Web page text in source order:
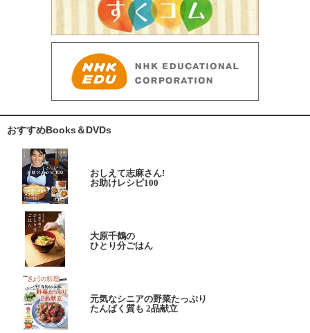
おすすめBooks＆DVDs
おしえて志麻さん!
お助けレシピ100
大原千鶴の
ひとり分ごはん
元気なシニアの野菜たっぷり
たんぱく質も 2品献立